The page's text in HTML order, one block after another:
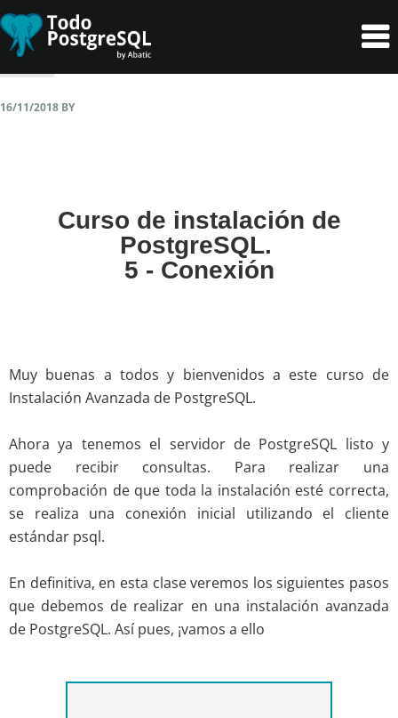
Skip
to
primary
Skip
to
content
16/11/2018 BY
Curso de instalación de
PostgreSQL.
5 - Conexión
Muy buenas a todos y bienvenidos a este curso de
Instalación Avanzada de PostgreSQL.
Ahora ya tenemos el servidor de PostgreSQL listo y
puede recibir consultas. Para realizar una
comprobación de que toda la instalación esté correcta,
se realiza una conexión inicial utilizando el cliente
estándar psql.
En definitiva, en esta clase veremos los siguientes pasos
que debemos de realizar en una instalación avanzada
de PostgreSQL. Así pues, ¡vamos a ello